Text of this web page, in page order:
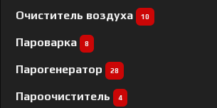
Очиститель воздуха 10
Пароварка 8
Парогенератор 28
Пароочиститель 4